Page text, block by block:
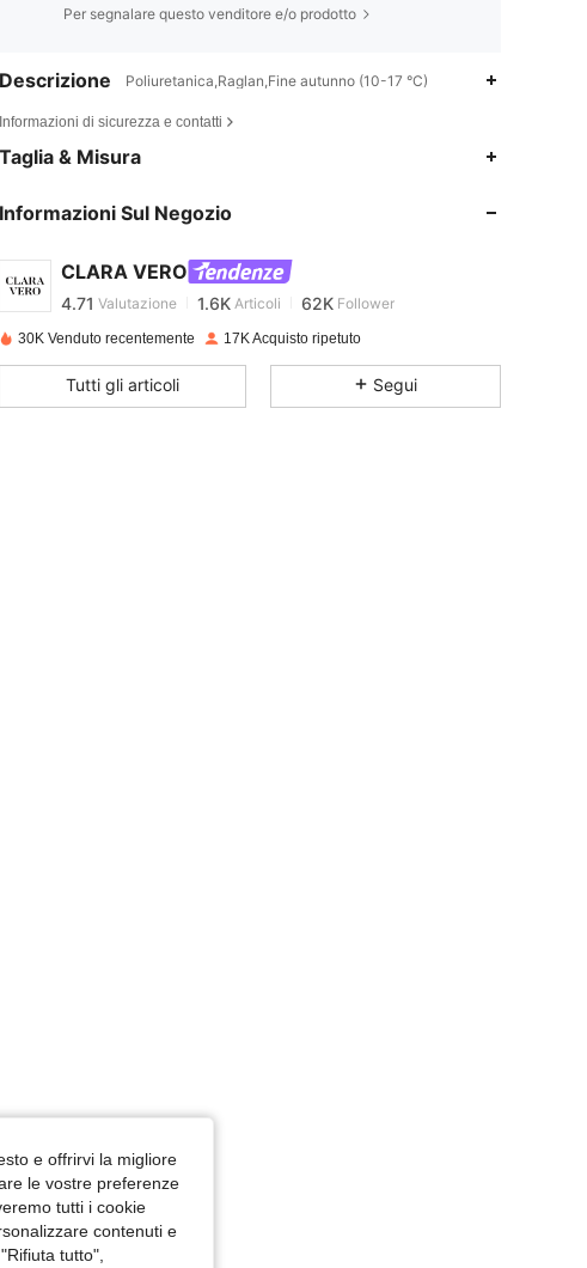
Per segnalare questo venditore e/o prodotto
Descrizione Poliuretanica,Raglan,Fine autunno (10-17 °C)
Informazioni di sicurezza e contatti
Taglia & Misura
Informazioni Sul Negozio
CLARA VERO
4.71
4.71 1.6K
1.6KArticoli
M***apagato1 giorno fa
4.71 1.6K 62K
30K Venduto recentemente 17K Acquisto ripetuto
Tutti gli articoli Segui
e offrirvi la migliore
le vostre preferenze
tutti i cookie
contenuti e
tutto",